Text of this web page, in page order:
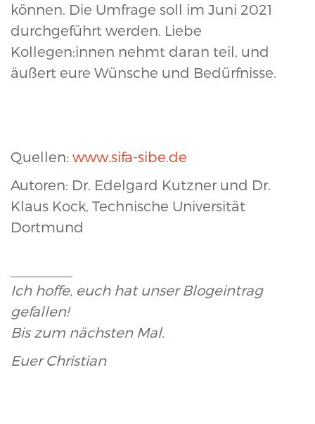
können. Die Umfrage soll im Juni 2021
durchgeführt werden. Liebe
Kollegen:innen nehmt daran teil, und
äußert eure Wünsche und Bedürfnisse.
Quellen: www.sifa-sibe.de
Autoren: Dr. Edelgard Kutzner und Dr.
Klaus Kock, Technische Universität
Dortmund
Ich hoffe, euch hat unser Blogeintrag
gefallen!
Bis zum nächsten Mal.
Euer Christian